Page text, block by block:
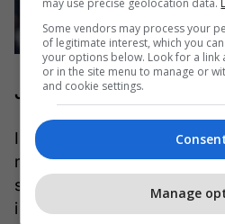
Joao Neves
I ardhur pa shumë zhurmë
milionë euro, mesfushori
shpejt në një “përbindësh”
i Vitinhas, Joao Neves është
Some vendors may process your
of legitimate interest, which you
your options below. Look for a link
or in the site menu to manage or
and cookie settings.
Manage